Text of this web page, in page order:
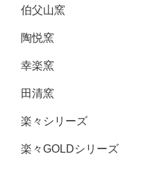
伯父山窯
陶悦窯
幸楽窯
田清窯
楽々シリーズ
楽々GOLDシリーズ